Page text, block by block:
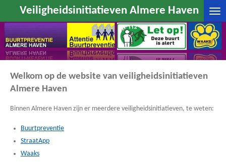
direct
naar
de
hoofdinhoud
Veiligheidsinitiatieven Almere Haven
Welkom op de website van veiligheidsinitiatieven
Almere Haven
Binnen Almere Haven zijn er meerdere veiligheidsinitiatieven, te weten:
Buurtpreventie
StraatApp
Waaks